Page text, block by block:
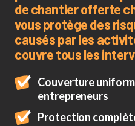
de chantier offerte
vous protège des
causés par les
couvre tous les
Couverture
entrepreneurs
Protection